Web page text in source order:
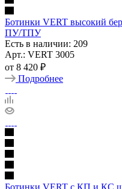
Ботинки VERT высокий
ПУ/ТПУ
Есть в наличии: 209
Арт.: VERT 3005
от 8 420 ₽
Подробнее
Ботинки VERT с КП и КС